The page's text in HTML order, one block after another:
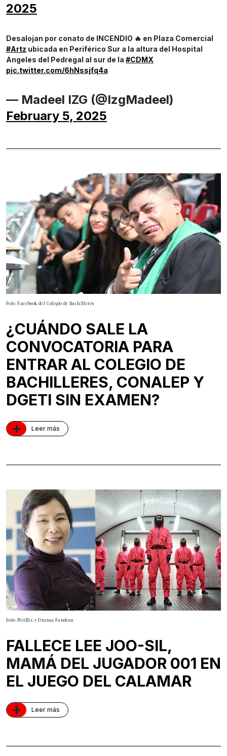
2025
Desalojan por conato de INCENDIO 🔥 en Plaza Comercial
#Artz ubicada en Periférico Sur a la altura del Hospital
Angeles del Pedregal al sur de la #CDMX
pic.twitter.com/6hNssjfq4a
— Madeel IZG (@IzgMadeel)
February 5, 2025
Foto: Facebook del Colegio de Bachilleres
¿CUÁNDO SALE LA
CONVOCATORIA PARA
ENTRAR AL COLEGIO DE
BACHILLERES, CONALEP Y
DGETI SIN EXAMEN?
+ Leer más
Foto: Netflix y Drama Fandom
FALLECE LEE JOO-SIL,
MAMÁ DEL JUGADOR 001 EN
EL JUEGO DEL CALAMAR
+ Leer más